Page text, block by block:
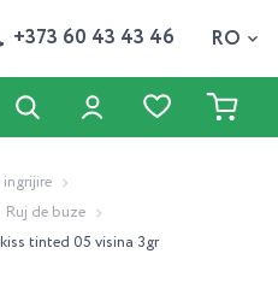
+373 60 43 43 46 RO
Ruj de buze
tinted 05 visina 3gr